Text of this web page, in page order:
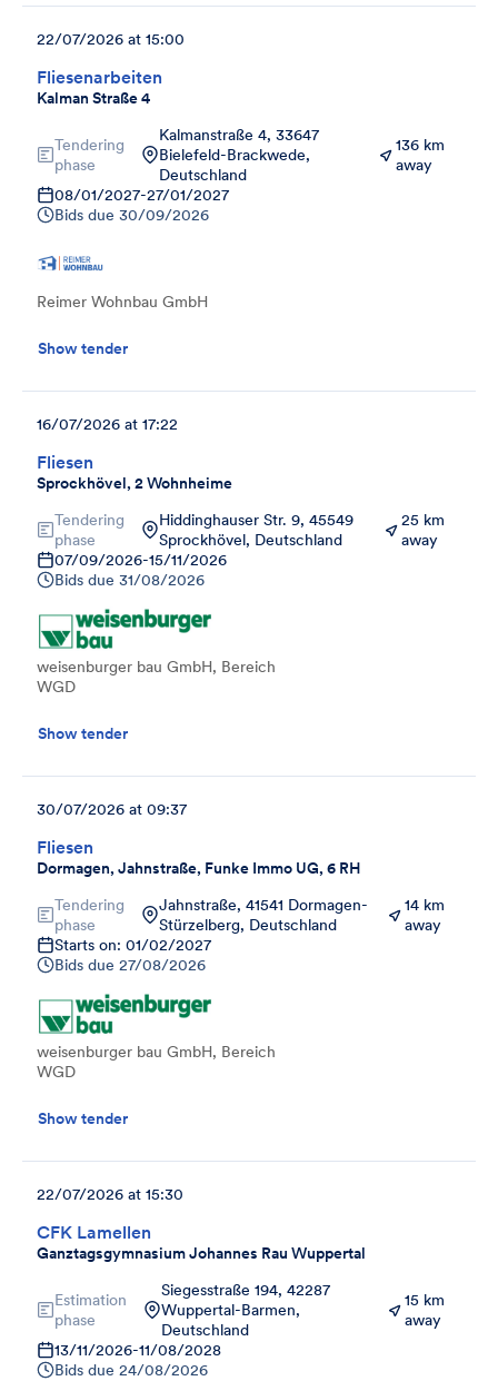
Fliesenarbeiten
Kalman Straße 4
22/07/2026 at 15:00
Tendering
phase
Kalmanstraße 4, 33647
Bielefeld-Brackwede,
Deutschland
136 km
away
08/01/2027-27/01/2027
Bids due 30/09/2026
Reimer Wohnbau GmbH
Show tender
Fliesen
Sprockhövel, 2 Wohnheime
16/07/2026 at 17:22
Tendering
phase
Hiddinghauser Str. 9, 45549
Sprockhövel, Deutschland
25 km
away
07/09/2026-15/11/2026
Bids due 31/08/2026
weisenburger bau GmbH, Bereich
WGD
Show tender
Fliesen
Dormagen, Jahnstraße, Funke Immo UG, 6 RH
30/07/2026 at 09:37
Tendering
phase
Jahnstraße, 41541 Dormagen-
Stürzelberg, Deutschland
14 km
away
Starts on: 01/02/2027
Bids due 27/08/2026
weisenburger bau GmbH, Bereich
WGD
Show tender
CFK Lamellen
Ganztagsgymnasium Johannes Rau Wuppertal
22/07/2026 at 15:30
Estimation
phase
Siegesstraße 194, 42287
Wuppertal-Barmen,
Deutschland
15 km
away
13/11/2026-11/08/2028
Bids due 24/08/2026